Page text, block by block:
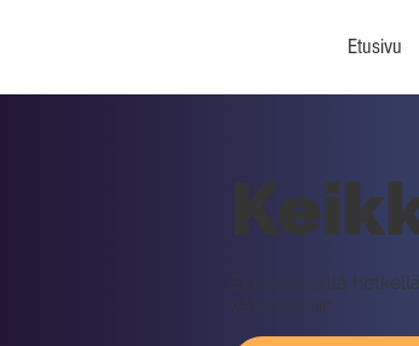
Etusivu
Elämme tällä
vaikutuksiin.